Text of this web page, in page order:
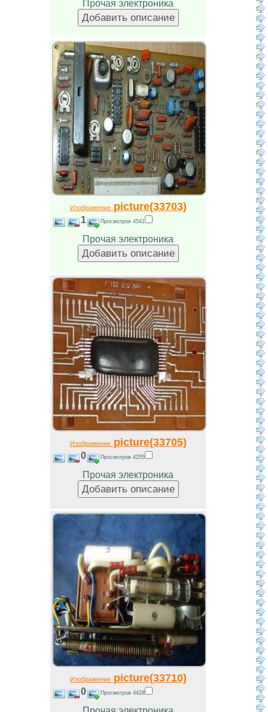
Прочая электроника
Изображениеpicture(33703)
1 Просмотров 4541
Прочая электроника
Изображениеpicture(33705)
0 Просмотров 4255
Прочая электроника
Изображениеpicture(33710)
0 Просмотров 4428